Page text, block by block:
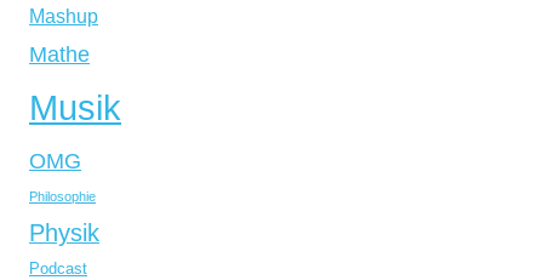
Mashup
Mathe
Musik
OMG
Philosophie
Physik
Podcast